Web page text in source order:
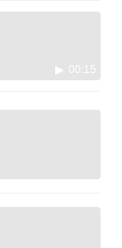
00:15